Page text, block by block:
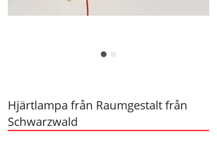
Hjärtlampa från Raumgestalt från
Schwarzwald